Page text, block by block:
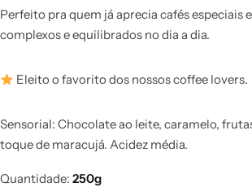
Perfeito pra quem já aprecia cafés especiais
complexos e equilibrados no dia a dia.
Eleito o favorito dos nossos coffee lovers.
Sensorial: Chocolate ao leite, caramelo,
toque de maracujá. Acidez média.
Quantidade 250g